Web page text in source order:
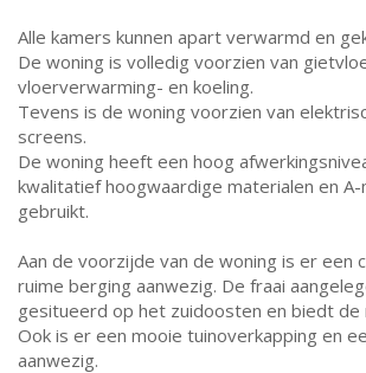
Alle kamers kunnen apart verwarmd en
De woning is volledig voorzien van
vloerverwarming- en koeling.
Tevens is de woning voorzien van
screens.
De woning heeft een hoog
kwalitatief hoogwaardige materialen en A-
gebruikt.
Aan de voorzijde van de woning is er een
ruime berging aanwezig. De fraai
gesitueerd op het zuidoosten en biedt de
Ook is er een mooie tuinoverkapping en
aanwezig.